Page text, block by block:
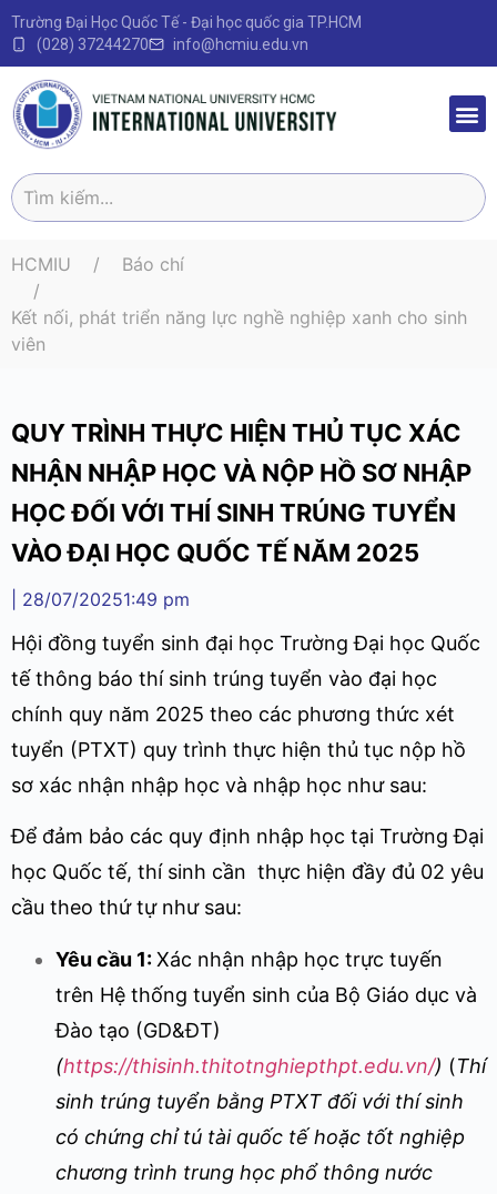
Trường Đại Học Quốc Tế - Đại học quốc gia TP.HCM
(028) 37244270
info@hcmiu.edu.vn
HCMIU Báo chí
Kết nối, phát triển năng lực nghề nghiệp xanh cho sinh
viên
QUY TRÌNH THỰC HIỆN THỦ TỤC XÁC
NHẬN NHẬP HỌC VÀ NỘP HỒ SƠ NHẬP
HỌC ĐỐI VỚI THÍ SINH TRÚNG TUYỂN
VÀO ĐẠI HỌC QUỐC TẾ NĂM 2025
28/07/20251:49 pm
Hội đồng tuyển sinh đại học Trường Đại học Quốc
tế thông báo thí sinh trúng tuyển vào đại học
chính quy năm 2025 theo các phương thức xét
tuyển (PTXT) quy trình thực hiện thủ tục nộp hồ
sơ xác nhận nhập học và nhập học như sau:
Để đảm bảo các quy định nhập học tại Trường Đại
học Quốc tế, thí sinh cần thực hiện đầy đủ 02 yêu
cầu theo thứ tự như sau:
Yêu cầu 1:Xác nhận nhập học trực tuyến
trên Hệ thống tuyển sinh của Bộ Giáo dục và
Đào tạo (GD&ĐT)
(https://thisinh.thitotnghiepthpt.edu.vn/) (Thí
sinh trúng tuyển bằng PTXT đối với thí sinh
có chứng chỉ tú tài quốc tế hoặc tốt nghiệp
chương trình trung học phổ thông nước